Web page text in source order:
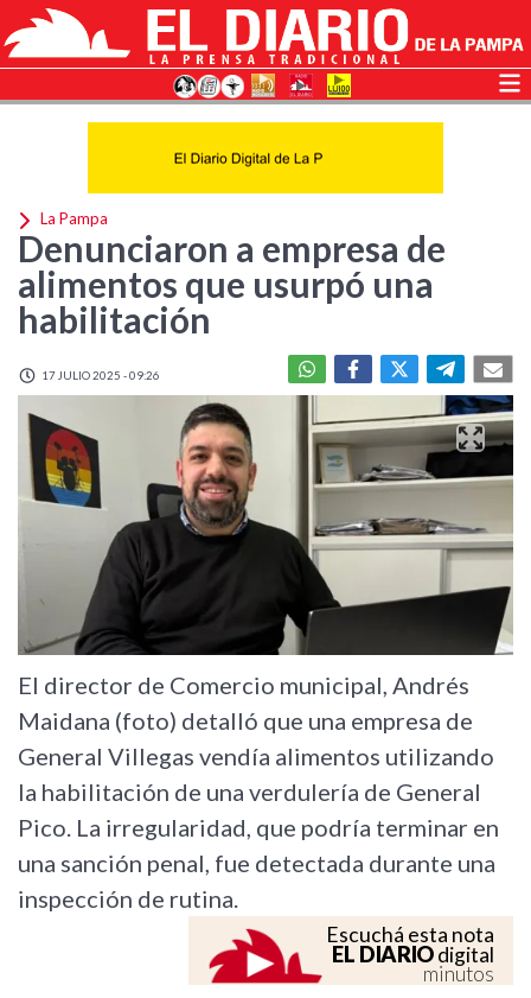
La Pampa
Denunciaron a empresa de
alimentos que usurpó una
habilitación
17 JULIO 2025 - 09:26
El director de Comercio municipal, Andrés
Maidana (foto) detalló que una empresa de
General Villegas vendía alimentos utilizando
la habilitación de una verdulería de General
Pico. La irregularidad, que podría terminar en
una sanción penal, fue detectada durante una
inspección de rutina.
Escuchá esta nota
EL DIARIOdigital
minutos